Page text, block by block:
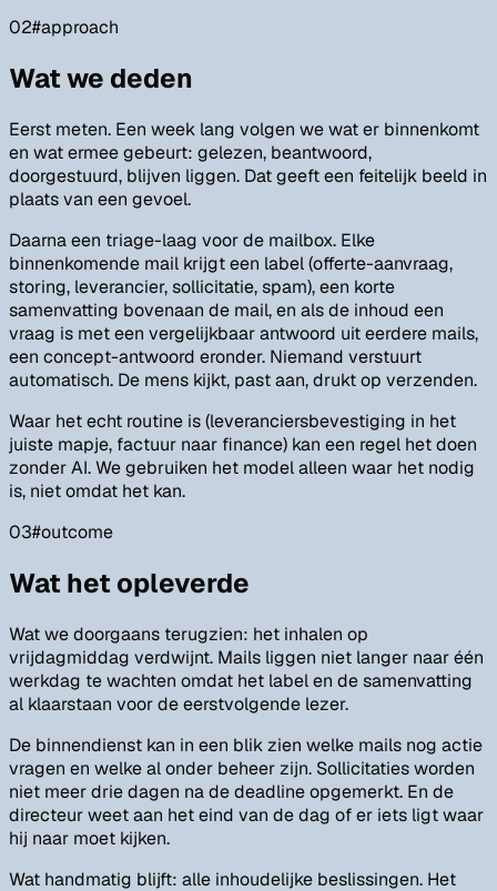
02#approach
Wat we deden
Eerst meten. Een week lang volgen we wat er binnenkomt
en wat ermee gebeurt: gelezen, beantwoord,
doorgestuurd, blijven liggen. Dat geeft een feitelijk beeld in
plaats van een gevoel.
Daarna een triage-laag voor de mailbox. Elke
binnenkomende mail krijgt een label (offerte-aanvraag,
storing, leverancier, sollicitatie, spam), een korte
samenvatting bovenaan de mail, en als de inhoud een
vraag is met een vergelijkbaar antwoord uit eerdere mails,
een concept-antwoord eronder. Niemand verstuurt
automatisch. De mens kijkt, past aan, drukt op verzenden.
Waar het echt routine is (leveranciersbevestiging in het
juiste mapje, factuur naar finance) kan een regel het doen
zonder AI. We gebruiken het model alleen waar het nodig
is, niet omdat het kan.
03#outcome
Wat het opleverde
Wat we doorgaans terugzien: het inhalen op
vrijdagmiddag verdwijnt. Mails liggen niet langer naar één
werkdag te wachten omdat het label en de samenvatting
al klaarstaan voor de eerstvolgende lezer.
De binnendienst kan in een blik zien welke mails nog actie
vragen en welke al onder beheer zijn. Sollicitaties worden
niet meer drie dagen na de deadline opgemerkt. En de
directeur weet aan het eind van de dag of er iets ligt waar
hij naar moet kijken.
Wat handmatig blijft: alle inhoudelijke beslissingen. Het